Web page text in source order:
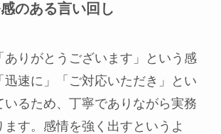
のある言い回し
ありがとうございます」という感
迅速に」「ご対応いただき」とい
いるため、丁寧でありながら実務
ます。感情を強く出すというよ